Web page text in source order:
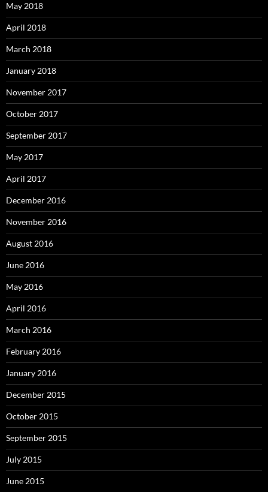
May 2018
April 2018
March 2018
January 2018
November 2017
October 2017
September 2017
May 2017
April 2017
December 2016
November 2016
August 2016
June 2016
May 2016
April 2016
March 2016
February 2016
January 2016
December 2015
October 2015
September 2015
July 2015
June 2015